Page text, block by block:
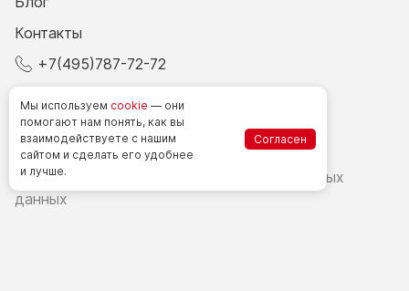
Контакты
+7(495)787-72-72
Счетчики посетителей в РФ
Политика в области обработки персональных
данных
Мы используем cookie — они
помогают нам понять, как вы
взаимодействуете с нашим
сайтом и сделать его удобнее
и лучше.
Согласен